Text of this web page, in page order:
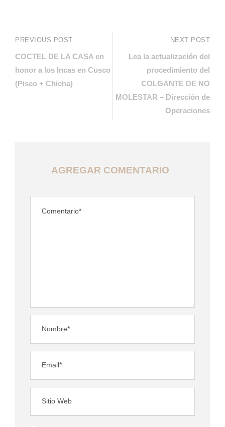
PREVIOUS POST
COCTEL DE LA CASA en
honor a los Incas en Cusco
(Pisco + Chicha)
NEXT POST
Lea la actualización del
procedimiento del
COLGANTE DE NO
MOLESTAR – Dirección de
Operaciones
AGREGAR COMENTARIO